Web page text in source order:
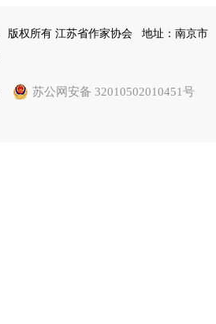
版权所有 江苏省作家协会
地址：南京市
苏公网安备 32010502010451号